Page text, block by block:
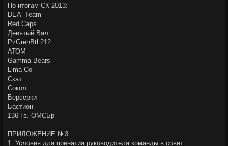
По итогам СК-2013:
DEA_Team
Red Caps
Девятый Вал
PzGrenBtl 212
АТОМ
Gamma Bears
Lima Co
Скат
Сокол
Берсерки
Бастион
136 Гв. ОМСБр
ПРИЛОЖЕНИЕ №3
1. Условия для принятия руководителя команды в совет